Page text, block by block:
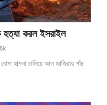
হত্যা করল ইসরাইল
হামলা চালিয়ে আল জাজিরার পাঁচ